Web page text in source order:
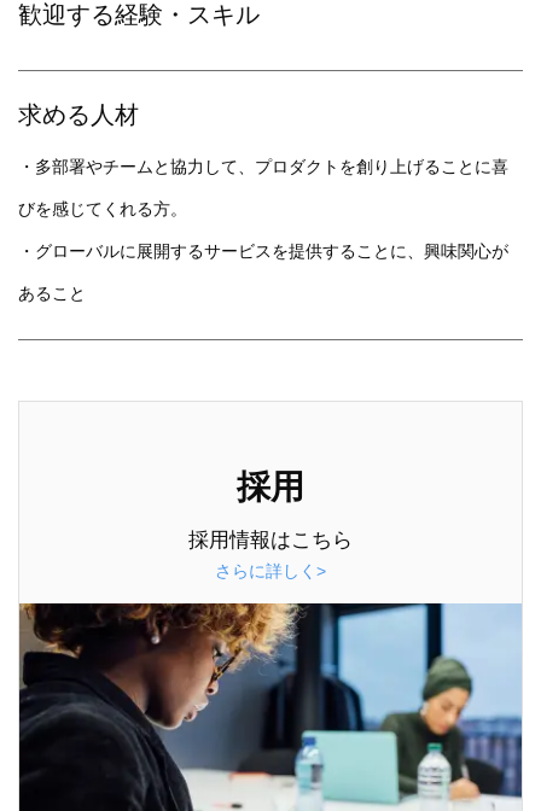
歓迎する経験・スキル
求める人材
・多部署やチームと協力して、プロダクトを創り上げることに喜
びを感じてくれる方。
・グローバルに展開するサービスを提供することに、興味関心が
あること
採用
採用情報はこちら
さらに詳しく>